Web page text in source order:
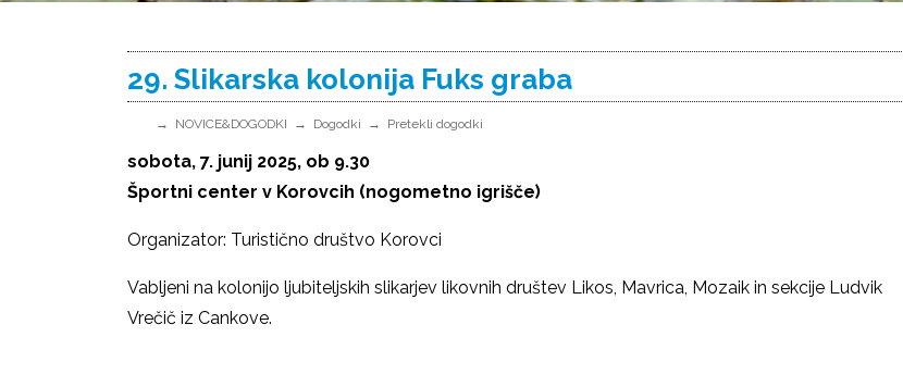
29. Slikarska kolonija Fuks graba
NOVICE&DOGODKI Dogodki Pretekli dogodki
sobota, 7. junij 2025, ob 9.30
Športni center v Korovcih (nogometno igrišče)
Organizator: Turistično društvo Korovci
Vabljeni na kolonijo ljubiteljskih slikarjev likovnih društev Likos, Mavrica, Mozaik in sekcije Ludvik
Vrečič iz Cankove.